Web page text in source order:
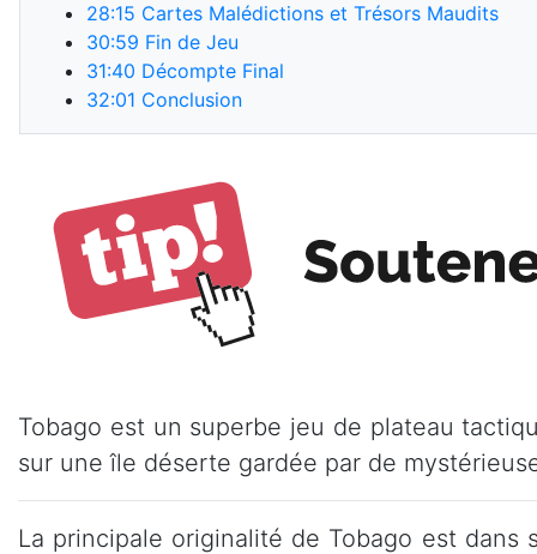
28:15 Cartes Malédictions et Trésors Maudits
30:59 Fin de Jeu
31:40 Décompte Final
32:01 Conclusion
Tobago est un superbe jeu de plateau
sur une île déserte gardée par de
La principale originalité de Tobago est dans